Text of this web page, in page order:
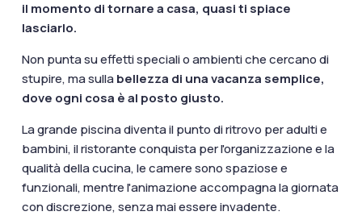
il momento di tornare a casa, quasi ti spiace
lasciarlo.
Non punta su effetti speciali o ambienti che cercano di
stupire, ma sullabellezza di una vacanza semplice,
dove ogni cosa è al posto giusto.
La grande piscina diventa il punto di ritrovo per adulti e
bambini, il ristorante conquista per l'organizzazione e la
qualità della cucina, le camere sono spaziose e
funzionali, mentre l'animazione accompagna la giornata
con discrezione, senza mai essere invadente.